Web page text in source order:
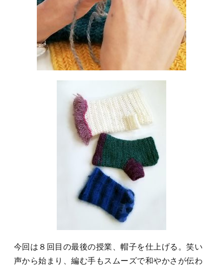
今回は８回目の最後の授業、帽子を仕上げる。笑い
声から始まり、編む手もスムーズで和やかさが伝わ